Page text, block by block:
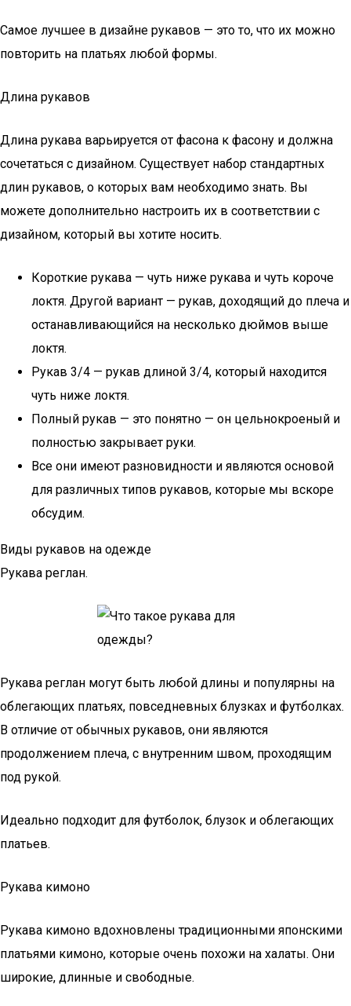
Самое лучшее в дизайне рукавов — это то, что их можно
повторить на платьях любой формы.
Длина рукавов
Длина рукава варьируется от фасона к фасону и должна
сочетаться с дизайном. Существует набор стандартных
длин рукавов, о которых вам необходимо знать. Вы
можете дополнительно настроить их в соответствии с
дизайном, который вы хотите носить.
Короткие рукава — чуть ниже рукава и чуть короче
локтя. Другой вариант — рукав, доходящий до плеча и
останавливающийся на несколько дюймов выше
локтя.
Рукав 3/4 — рукав длиной 3/4, который находится
чуть ниже локтя.
Полный рукав — это понятно — он цельнокроеный и
полностью закрывает руки.
Все они имеют разновидности и являются основой
для различных типов рукавов, которые мы вскоре
обсудим.
Виды рукавов на одежде
Рукава реглан.
Рукава реглан могут быть любой длины и популярны на
облегающих платьях, повседневных блузках и футболках.
В отличие от обычных рукавов, они являются
продолжением плеча, с внутренним швом, проходящим
под рукой.
Идеально подходит для футболок, блузок и облегающих
платьев.
Рукава кимоно
Рукава кимоно вдохновлены традиционными японскими
платьями кимоно, которые очень похожи на халаты. Они
широкие, длинные и свободные.